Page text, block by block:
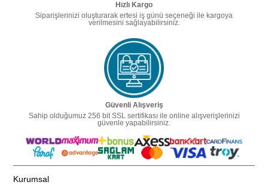
Hızlı Kargo
Siparişlerinizi oluşturarak ertesi iş günü seçeneği ile kargoya
verilmesini sağlayabilirsiniz.
Güvenli Alışveriş
Sahip olduğumuz 256 bit SSL sertifikası ile online alışverişlerinizi
güvenle yapabilirsiniz.
Kurumsal